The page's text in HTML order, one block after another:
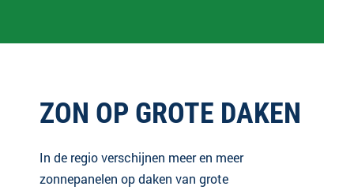
ZON OP GROTE DAKEN
In de regio verschijnen meer en meer
zonnepanelen op daken van grote